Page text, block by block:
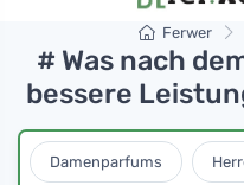
Ferwer
# Was nach
bessere
Damenparfums